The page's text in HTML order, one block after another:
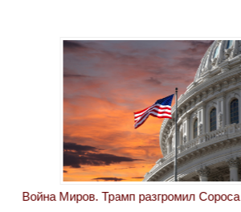
Война Миров. Трамп разгромил Сороса